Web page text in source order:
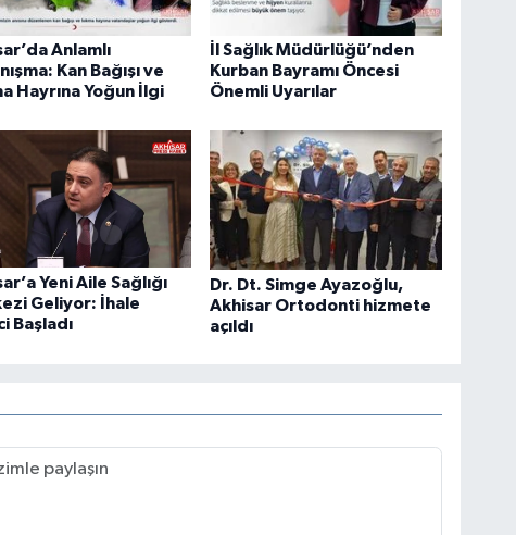
Anlamlı
Kan Bağışı ve
Hayrına Yoğun İlgi
İl Sağlık Müdürlüğü’nden
Kurban Bayramı Öncesi
Önemli Uyarılar
Yeni Aile Sağlığı
Geliyor: İhale
Başladı
Dr. Dt. Simge Ayazoğlu,
Akhisar Ortodonti hizmete
açıldı